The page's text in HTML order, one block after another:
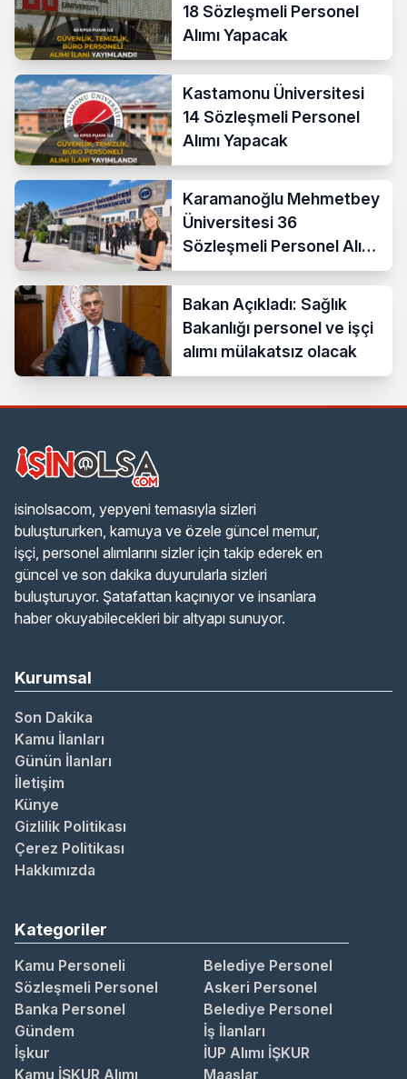
18 Sözleşmeli Personel
Alımı Yapacak
Kastamonu Üniversitesi
14 Sözleşmeli Personel
Alımı Yapacak
Karamanoğlu Mehmetbey
Üniversitesi 36
Sözleşmeli Personel Alımı
Yapacak
Bakan Açıkladı: Sağlık
Bakanlığı personel ve işçi
alımı mülakatsız olacak
isinolsacom, yepyeni temasıyla sizleri
buluştururken, kamuya ve özele güncel memur,
işçi, personel alımlarını sizler için takip ederek en
güncel ve son dakika duyurularla sizleri
buluşturuyor. Şatafattan kaçınıyor ve insanlara
haber okuyabilecekleri bir altyapı sunuyor.
Kurumsal
Son Dakika
Kamu İlanları
Günün İlanları
İletişim
Künye
Gizlilik Politikası
Çerez Politikası
Hakkımızda
Kategoriler
Kamu Personeli
Belediye Personel
Sözleşmeli Personel
Askeri Personel
Banka Personel
Belediye Personel
Gündem
İş İlanları
İşkur
İUP Alımı İŞKUR
Kamu İŞKUR Alımı
Maaşlar